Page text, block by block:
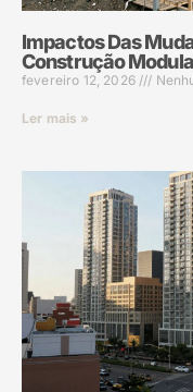
Impactos Das
Construção
fevereiro 12, 2026
Ler mais »